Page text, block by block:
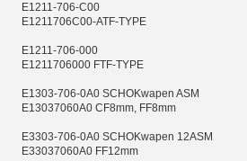
E1211-706-C00
E1211706C00-ATF-TYPE
E1211-706-000
E1211706000 FTF-TYPE
E1303-706-0A0 SCHOKwapen ASM
E13037060A0 CF8mm, FF8mm
E3303-706-0A0 SCHOKwapen 12ASM
E33037060A0 FF12mm